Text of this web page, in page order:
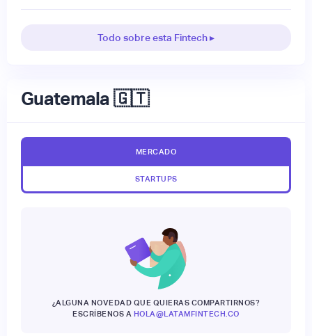
Todo sobre esta Fintech ▸
Guatemala 🇬🇹
MERCADO
STARTUPS
¿ALGUNA NOVEDAD QUE QUIERAS COMPARTIRNOS?
ESCRÍBENOS A HOLA@LATAMFINTECH.CO